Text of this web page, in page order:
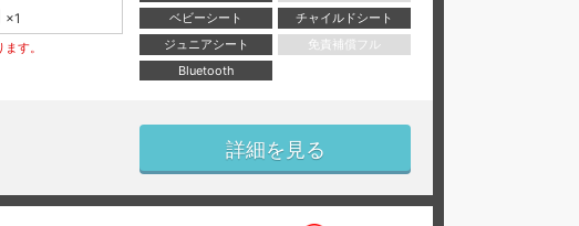
×1
す。
ベビーシート
チャイルドシート
ジュニアシート
免責補償フル
Bluetooth
詳細を見る